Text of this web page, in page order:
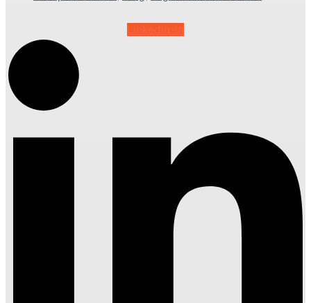
Linkedin-in